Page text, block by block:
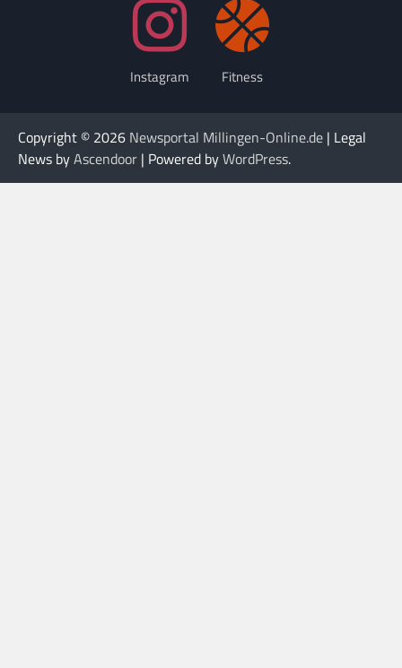
Instagram Fitness
Copyright © 2026 Newsportal Millingen-Online.de | Legal
News byAscendoor | Powered byWordPress.